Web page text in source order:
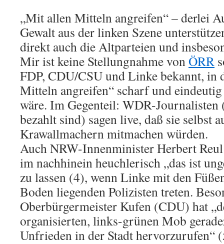
„Mit allen Mitteln angreifen“ – derlei
Gewalt aus der linken Szene
direkt auch die Altparteien und
Mir ist keine Stellungnahme vonÖRR
FDP, CDU/CSU und Linke bekannt, in
Mitteln angreifen“ scharf und
wäre. Im Gegenteil: WDR-Journalisten
bezahlt sind) sagen live, daß sie selbst
Krawallmachern mitmachen würden.
Auch NRW-Innenminister Herbert
im nachhinein heuchlerisch „das ist
zu lassen (4), wenn Linke mit den
Boden liegenden Polizisten treten.
Oberbürgermeister Kufen (CDU) hat
organisierten, links-grünen Mob
Unfrieden in der Stadt hervorzurufen“